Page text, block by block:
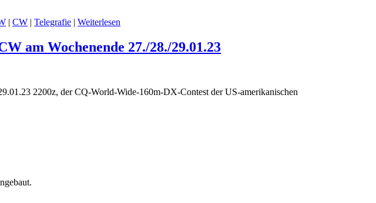
| CW | Telegrafie | Weiterlesen
am Wochenende 27./28./29.01.23
2200z, der CQ-World-Wide-160m-DX-Contest der US-amerikanischen